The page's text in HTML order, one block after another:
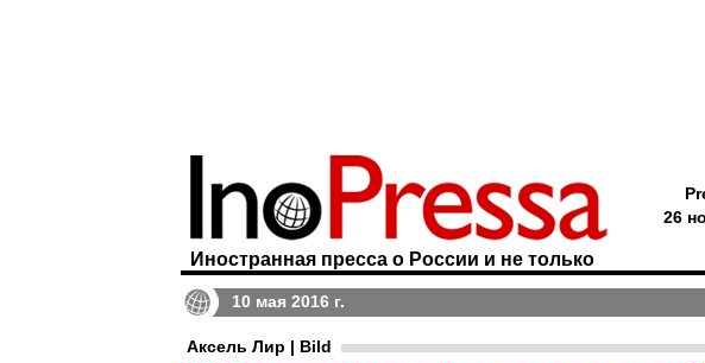
Иностранная пресса о России и не только
26
10 мая 2016 г.
Аксель Лир | Bild